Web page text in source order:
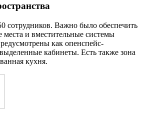
сотрудников. Важно было обеспечить
и вместительные системы
как опенспейс-
кабинеты. Есть также зона
кухня.